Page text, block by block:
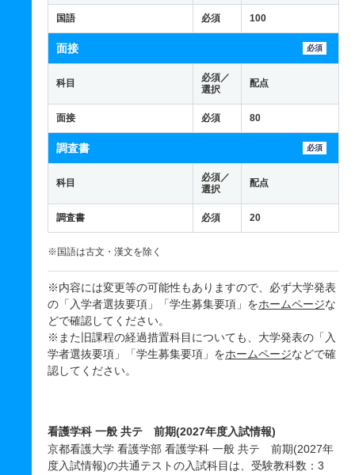
国語 必須 100
面接 必須
科目
必須／
選択
配点
面接 必須 80
調査書 必須
科目
必須／
選択
配点
調査書 必須 20
※国語は古文・漢文を除く
※内容には変更等の可能性もありますので、必ず大学発表
の「入学者選抜要項」「学生募集要項」をホームページな
どで確認してください。
※また旧課程の経過措置科目についても、大学発表の「入
学者選抜要項」「学生募集要項」をホームページなどで確
認してください。
看護学科 一般 共テ 前期(2027年度入試情報)
京都看護大学 看護学部 看護学科 一般 共テ 前期(2027年
度入試情報)の共通テストの入試科目は、受験教科数：3